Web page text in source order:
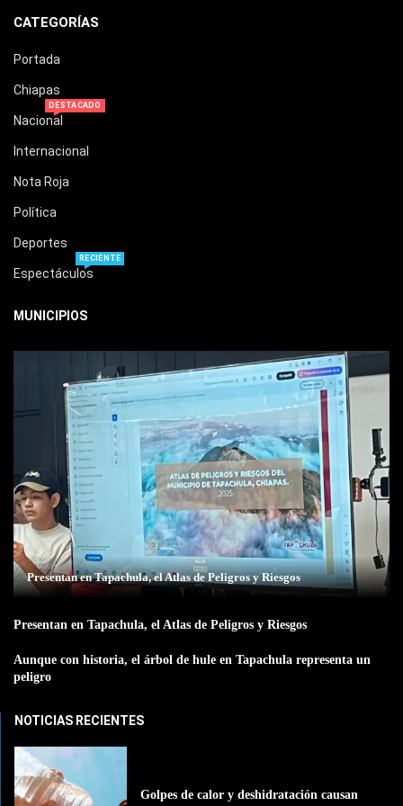
CATEGORÍAS
Portada
Chiapas
Nacional
DESTACADO
Internacional
Nota Roja
Política
Deportes
Espectáculos
RECIENTE
MUNICIPIOS
Presentan en Tapachula, el Atlas de Peligros y Riesgos
Presentan en Tapachula, el Atlas de Peligros y Riesgos
Aunque con historia, el árbol de hule en Tapachula representa un
peligro
NOTICIAS RECIENTES
Golpes de calor y deshidratación causan